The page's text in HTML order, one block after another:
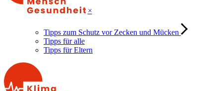
×
Tipps zum Schutz vor Zecken und Mücken
Tipps für alle
Tipps für Eltern